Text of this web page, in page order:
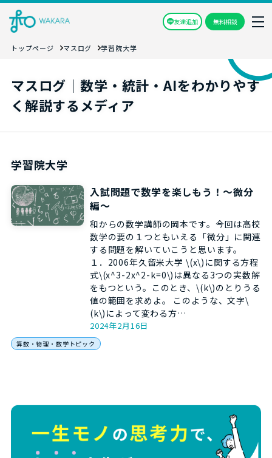
友達追加 無料相談
トップページ マスログ 学習院大学
マスログ｜数学・統計・AIをわかりやす
く解説するメディア
学習院大学
入試問題で数学を楽しもう！～微分
編～
和からの数学講師の岡本です。今回は高校
数学の要の１つともいえる「微分」に関連
する問題を解いていこうと思います。
１．2006年久留米大学 \(x\)に関する方程
式\(x^3-2x^2-k=0\)は異なる3つの実数解
をもつという。このとき、\(k\)のとりうる
値の範囲を求めよ。 このような、文字\
(k\)によって変わる方…
2024年2月16日
算数・物理・数学トピック